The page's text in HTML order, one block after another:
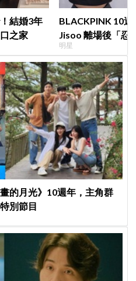
結婚3年
之家
BLACKPINK 10
Jisoo 離場後「忍
看了好心疼
明星
的月光》10週年，主角群
別節目